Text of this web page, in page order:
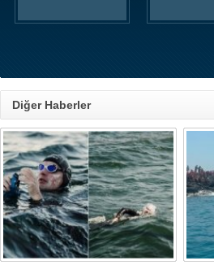
Diğer Haberler